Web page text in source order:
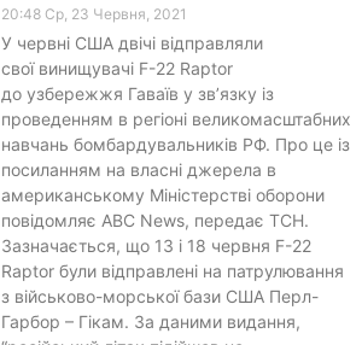
20:48 Ср, 23 Червня, 2021
У червні США двічі відправляли
свої винищувачі F-22 Raptor
до узбережжя Гаваїв у зв’язку із
проведенням в регіоні великомасштабних
навчань бомбардувальників РФ. Про це із
посиланням на власні джерела в
американському Міністерстві оборони
повідомляє ABC News, передає ТСН.
Зазначається, що 13 і 18 червня F-22
Raptor були відправлені на патрулювання
з військово-морської бази США Перл-
Гарбор – Гікам. За даними видання,